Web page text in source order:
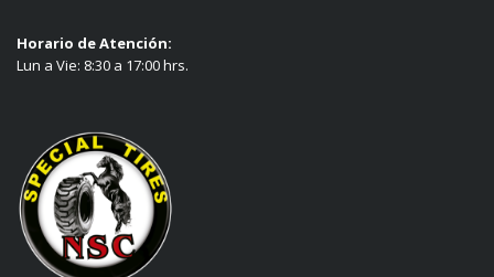
Horario de Atención:
Lun a Vie: 8:30 a 17:00 hrs.